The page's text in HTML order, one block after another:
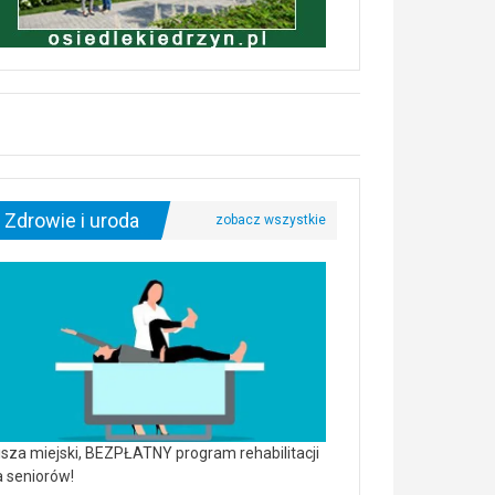
Zdrowie i uroda
miejski, BEZPŁATNY program rehabilitacji
seniorów!